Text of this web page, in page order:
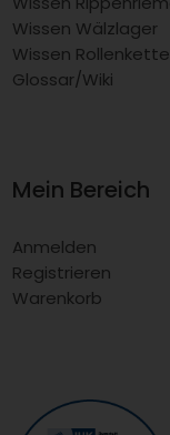
Wissen Wälzlager
Wissen
Glossar/Wiki
Mein Bereich
Anmelden
Registrieren
Warenkorb